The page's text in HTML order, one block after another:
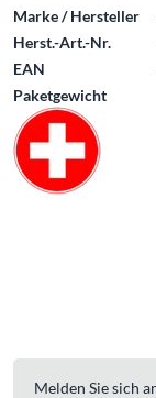
Marke / Hersteller
Herst.-Art.-Nr.
EAN
Paketgewicht
Melden Sie sich